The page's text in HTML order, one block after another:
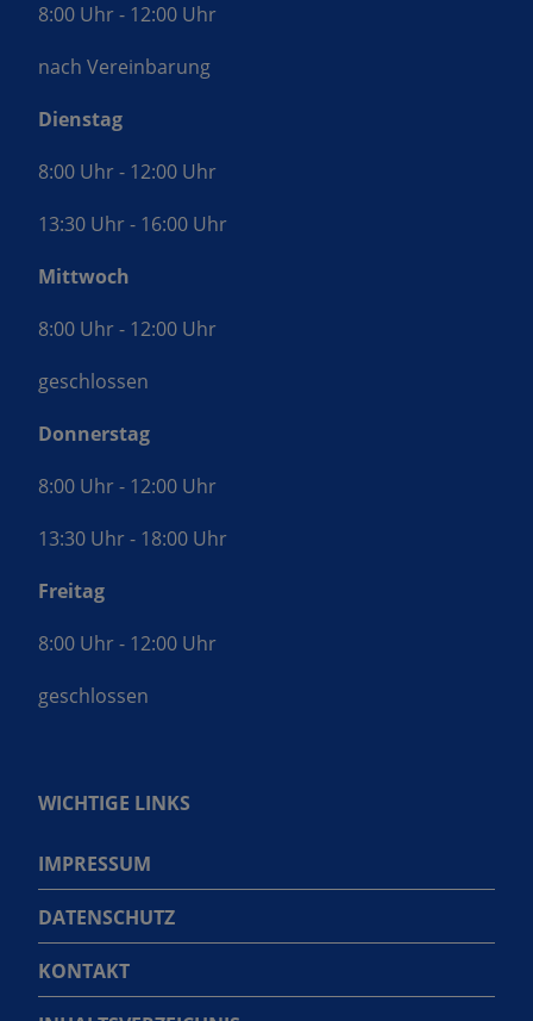
8:00 Uhr - 12:00 Uhr
nach Vereinbarung
Dienstag
8:00 Uhr - 12:00 Uhr
13:30 Uhr - 16:00 Uhr
Mittwoch
8:00 Uhr - 12:00 Uhr
geschlossen
Donnerstag
8:00 Uhr - 12:00 Uhr
13:30 Uhr - 18:00 Uhr
Freitag
8:00 Uhr - 12:00 Uhr
geschlossen
WICHTIGE LINKS
IMPRESSUM
DATENSCHUTZ
KONTAKT